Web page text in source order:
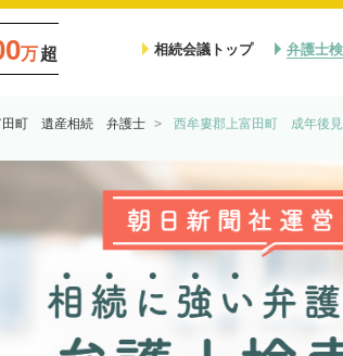
万超 相続会議トップ 弁護士
田町 遺産相続 弁護士 西牟婁郡上富田町 成年後